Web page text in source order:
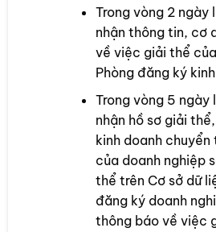
Trong vòng 2 ngày
nhận thông tin, cơ
về việc giải thể
Phòng đăng ký
Trong vòng 5
nhận hồ sơ giải
kinh doanh
của doanh nghiệp
thể trên Cơ sở dữ
đăng ký doanh
thông báo về việc